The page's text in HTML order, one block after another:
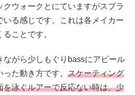
クウォークとにていますがスプラ
いる感じです。これは各メイカー
ことです。
ながら少しもぐりbassにアピール
た動き方です。 スケーティング
を泳ぐルアーで反応ない時は、少